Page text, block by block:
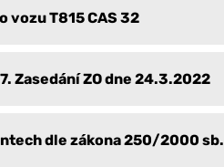
vozu T815 CAS 32
Zasedání ZO dne 24.3.2022
dle zákona 250/2000 sb.